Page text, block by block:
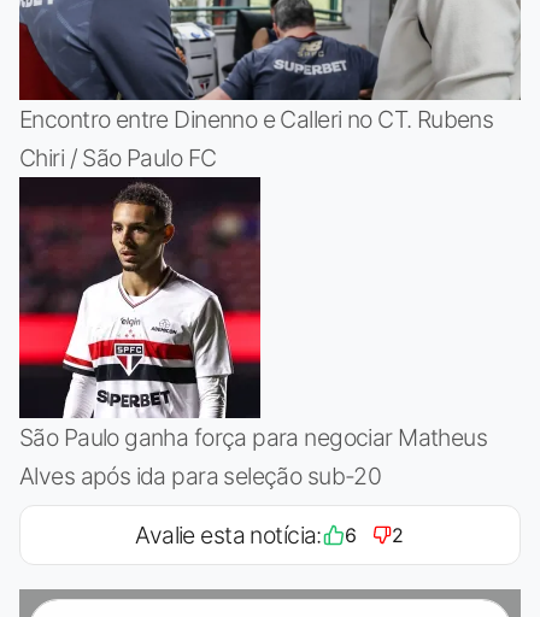
Encontro entre Dinenno e Calleri no CT. Rubens
Chiri / São Paulo FC
São Paulo ganha força para negociar Matheus
Alves após ida para seleção sub-20
Avalie esta notícia: 6 2